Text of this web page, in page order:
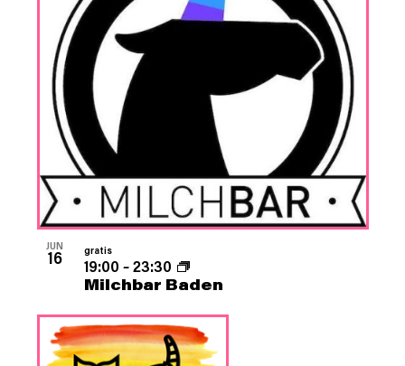
JUN
16
Milchbar Baden
19:00 –23:30
gratis